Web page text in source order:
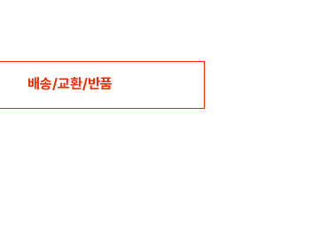
배송/교환/반품